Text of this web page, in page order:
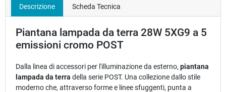
Descrizione Scheda Tecnica
Piantana lampada da terra 28W 5XG9 a 5
emissioni cromo POST
Dalla linea di accessori per l'illuminazione da esterno, piantana
lampada da terra della serie POST. Una collezione dallo stile
moderno che, attraverso forme e linee sfuggenti, punta a